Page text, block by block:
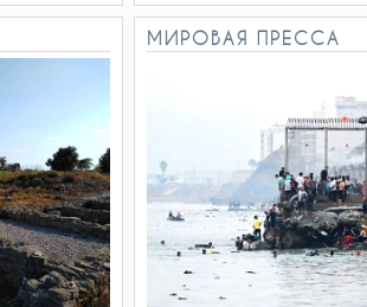
саудовского…
МИРОВАЯ ПРЕССА